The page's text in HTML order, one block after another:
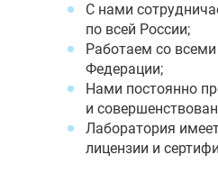
С нами
по всей России;
Работаем со
Федерации;
Нами постоянно
и
Лаборатория
лицензии и